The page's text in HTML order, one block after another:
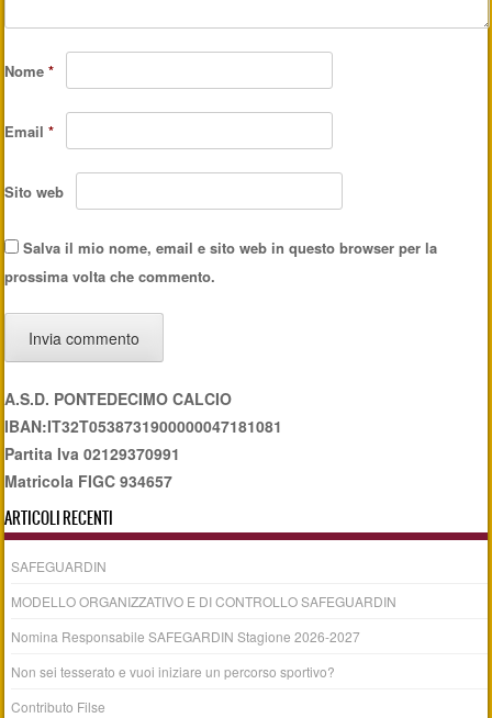
Nome*
Email*
Sito web
Salva il mio nome, email e sito web in questo browser per la
prossima volta che commento.
A.S.D. PONTEDECIMO CALCIO
IBAN:IT32T0538731900000047181081
Partita Iva 02129370991
Matricola FIGC 934657
ARTICOLI RECENTI
SAFEGUARDIN
MODELLO ORGANIZZATIVO E DI CONTROLLO SAFEGUARDIN
Nomina Responsabile SAFEGARDIN Stagione 2026-2027
Non sei tesserato e vuoi iniziare un percorso sportivo?
Contributo Filse